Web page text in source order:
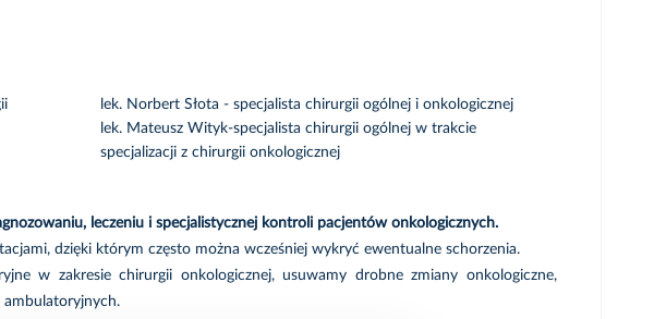
lek. Norbert Słota - specjalista chirurgii ogólnej i onkologicznej
lek. Mateusz Wityk-specjalista chirurgii ogólnej w trakcie
specjalizacji z chirurgii onkologicznej
leczeniu i specjalistycznej kontroli pacjentów onkologicznych.
dzięki którym często można wcześniej wykryć ewentualne schorzenia.
w zakresie chirurgii onkologicznej, usuwamy drobne zmiany onkologiczne,